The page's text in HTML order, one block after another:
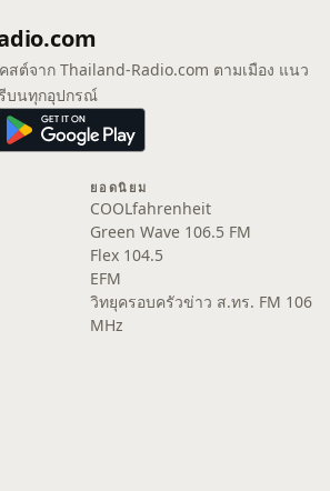
ต์จาก Thailand-Radio.com ตามเมือง แนว
บนทุกอุปกรณ์
ยอดนิยม
COOLfahrenheit
Green Wave 106.5 FM
Flex 104.5
EFM
วิทยุครอบครัวข่าว ส.ทร. FM 106
MHz